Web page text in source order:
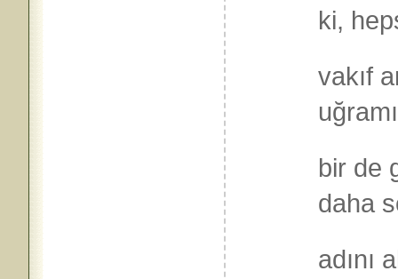
ki,
vakıf
bir de
daha
adını